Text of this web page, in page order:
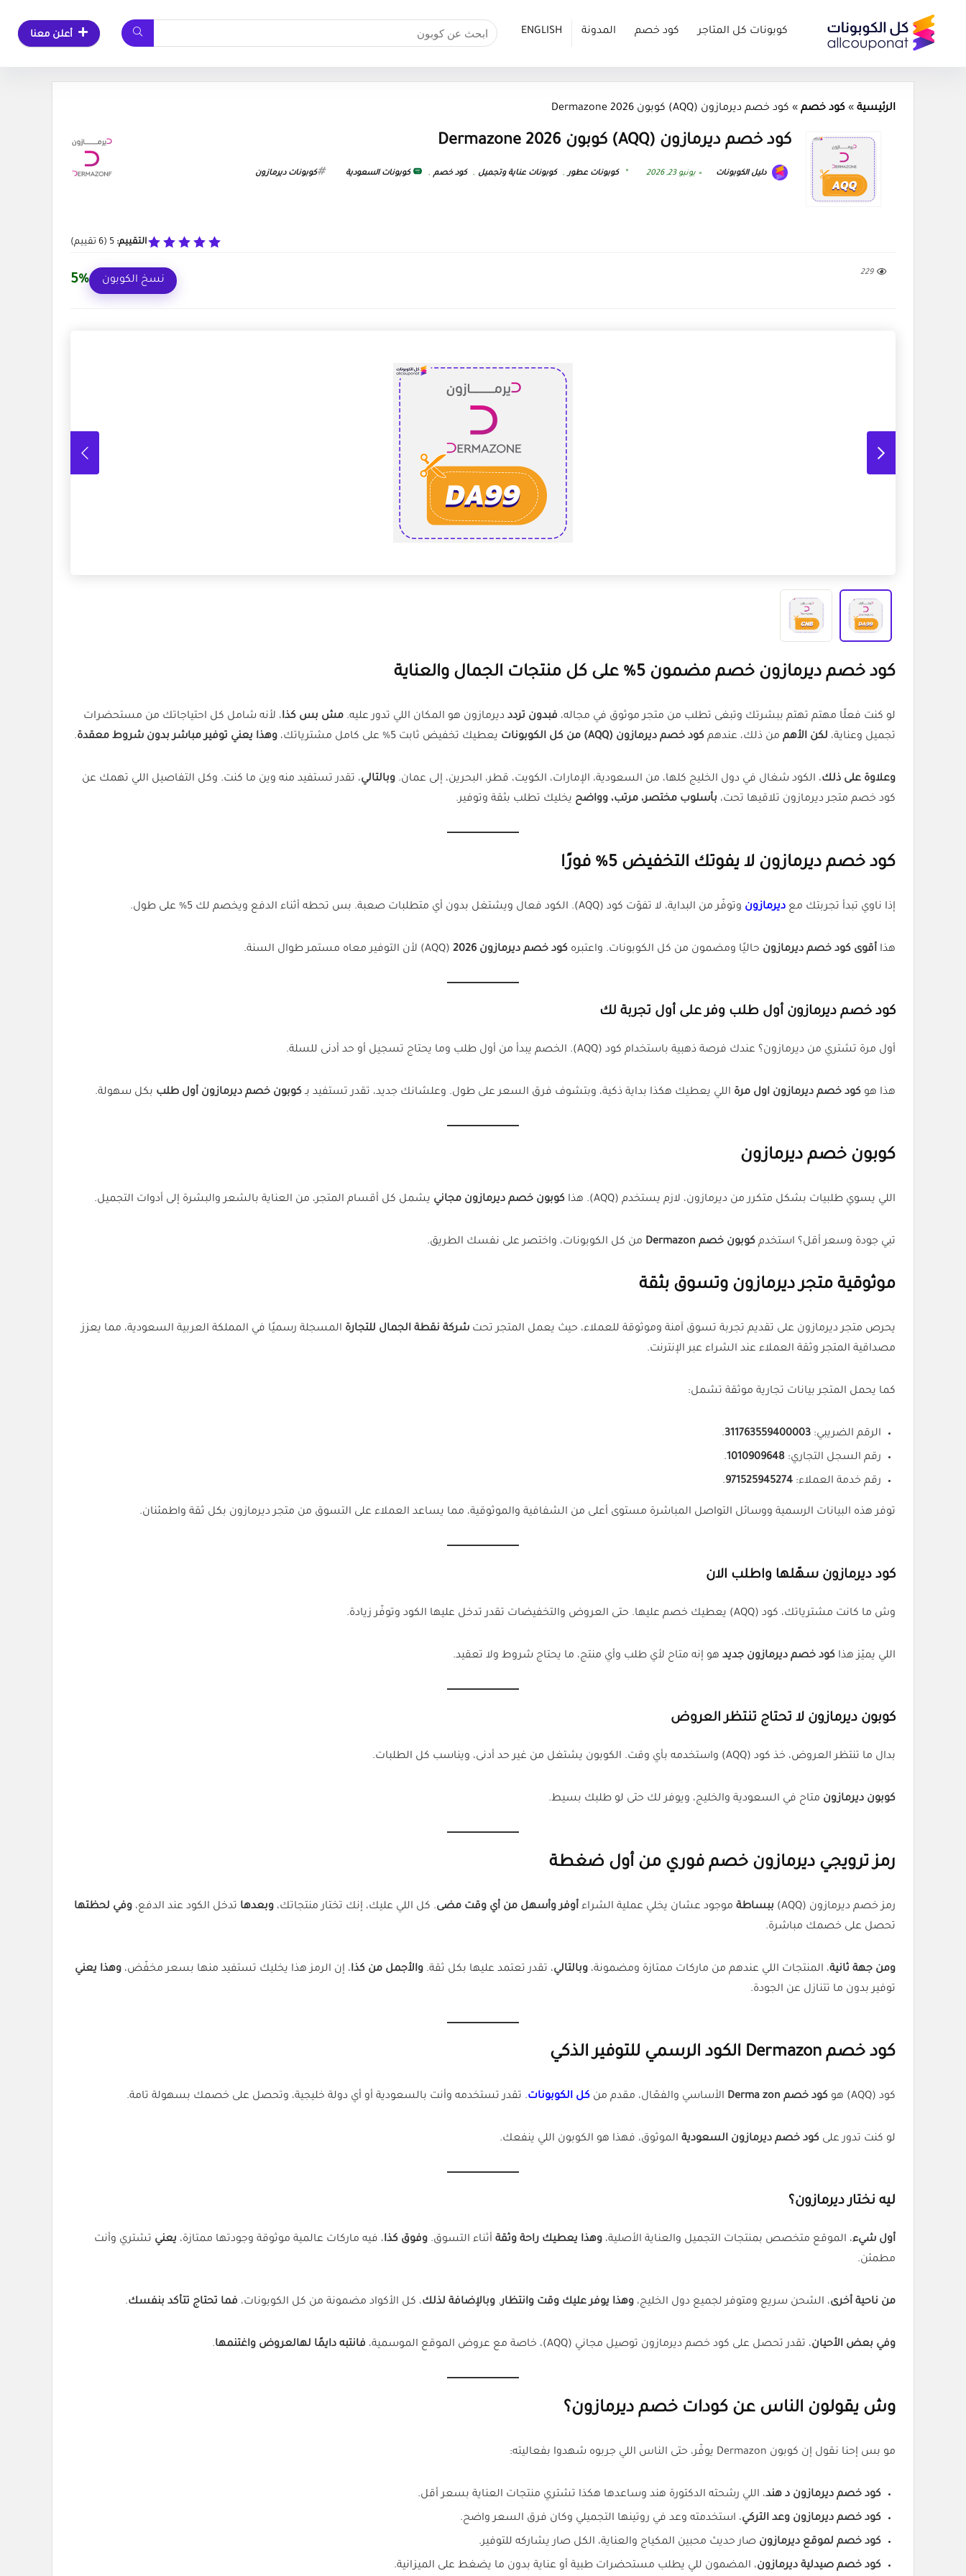
كوبونات كل المتاجر كود خصم المدونة ENGLISH أعلن معنا
الرئيسية » كود خصم » كود خصم ديرمازون (AQQ) كوبون Dermazone 2026
كود خصم ديرمازون (AQQ) كوبون Dermazone 2026
دليل الكوبونات يونيو 23, 2026 كوبونات عطور , كوبونات عناية وتجميل , كود خصم , كوبونات السعودية كوبونات ديرمازون
التقييم: 5
(
6 تقييم)
229
5% نسخ الكوبون
كود خصم ديرمازون خصم مضمون 5% على كل منتجات الجمال والعناية
لو كنت فعلًا مهتم تهتم ببشرتك وتبغى تطلب من متجر موثوق في مجاله، فبدون تردد ديرمازون هو المكان اللي تدور عليه. مش بس كذا، لأنه شامل كل احتياجاتك من مستحضرات
تجميل وعناية، لكن الأهم من ذلك، عندهم كود خصم ديرمازون (AQQ) من كل الكوبونات يعطيك تخفيض ثابت 5% على كامل مشترياتك، وهذا يعني توفير مباشر بدون شروط معقدة.
وعلاوة على ذلك، الكود شغال في دول الخليج كلها، من السعودية، الإمارات، الكويت، قطر، البحرين، إلى عمان. وبالتالي، تقدر تستفيد منه وين ما كنت. وكل التفاصيل اللي تهمك عن
كود خصم متجر ديرمازون تلاقيها تحت، بأسلوب مختصر، مرتب، وواضح يخليك تطلب بثقة وتوفير.
كود خصم ديرمازون لا يفوتك التخفيض 5% فورًا
إذا ناوي تبدأ تجربتك مع ديرمازون وتوفّر من البداية، لا تفوّت كود (AQQ). الكود فعال ويشتغل بدون أي متطلبات صعبة. بس تحطه أثناء الدفع ويخصم لك 5% على طول.
هذا أقوى كود خصم ديرمازون حاليًا ومضمون من كل الكوبونات. واعتبره كود خصم ديرمازون 2026 (AQQ) لأن التوفير معاه مستمر طوال السنة.
كود خصم ديرمازون أول طلب وفر على أول تجربة لك
أول مرة تشتري من ديرمازون؟ عندك فرصة ذهبية باستخدام كود (AQQ). الخصم يبدأ من أول طلب وما يحتاج تسجيل أو حد أدنى للسلة.
هذا هو كود خصم ديرمازون اول مرة اللي يعطيك هكذا بداية ذكية، وبتشوف فرق السعر على طول. وعلشانك جديد، تقدر تستفيد بـكوبون خصم ديرمازون أول طلب بكل سهولة.
كوبون خصم ديرمازون
اللي يسوي طلبيات بشكل متكرر من ديرمازون، لازم يستخدم (AQQ). هذا كوبون خصم ديرمازون مجاني يشمل كل أقسام المتجر، من العناية بالشعر والبشرة إلى أدوات التجميل.
تبي جودة وسعر أقل؟ استخدم كوبون خصم Dermazon من كل الكوبونات، واختصر على نفسك الطريق.
موثوقية متجر ديرمازون وتسوق بثقة
يحرص متجر ديرمازون على تقديم تجربة تسوق آمنة وموثوقة للعملاء، حيث يعمل المتجر تحت شركة نقطة الجمال للتجارة المسجلة رسميًا في المملكة العربية السعودية، مما يعزز
مصداقية المتجر وثقة العملاء عند الشراء عبر الإنترنت.
كما يحمل المتجر بيانات تجارية موثقة تشمل:
الرقم الضريبي: 311763559400003
.
رقم السجل التجاري: 1010909648
.
رقم خدمة العملاء: 971525945274
.
توفر هذه البيانات الرسمية ووسائل التواصل المباشرة مستوى أعلى من الشفافية والموثوقية، مما يساعد العملاء على التسوق من متجر ديرمازون بكل ثقة واطمئنان.
كود ديرمازون سهّلها واطلب الان
وش ما كانت مشترياتك، كود (AQQ) يعطيك خصم عليها. حتى العروض والتخفيضات تقدر تدخل عليها الكود وتوفّر زيادة.
اللي يميّز هذا كود خصم ديرمازون جديد هو إنه متاح لأي طلب وأي منتج، ما يحتاج شروط ولا تعقيد.
كوبون ديرمازون لا تحتاج تنتظر العروض
بدال ما تنتظر العروض، خذ كود (AQQ) واستخدمه بأي وقت. الكوبون يشتغل من غير حد أدنى، ويناسب كل الطلبات.
كوبون ديرمازون متاح في السعودية والخليج، ويوفر لك حتى لو طلبك بسيط.
رمز ترويجي ديرمازون خصم فوري من أول ضغطة
رمز خصم ديرمازون (AQQ) ببساطة موجود عشان يخلي عملية الشراء أوفر وأسهل من أي وقت مضى. كل اللي عليك، إنك تختار منتجاتك، وبعدها تدخل الكود عند الدفع، وفي لحظتها
تحصل على خصمك مباشرة.
ومن جهة ثانية، المنتجات اللي عندهم من ماركات ممتازة ومضمونة، وبالتالي، تقدر تعتمد عليها بكل ثقة. والأجمل من كذا، إن الرمز هذا يخليك تستفيد منها بسعر مخفّض، وهذا يعني
توفير بدون ما تتنازل عن الجودة.
كود خصم Dermazon الكود الرسمي للتوفير الذكي
كود (AQQ) هو كود خصم Derma zon الأساسي والفعّال، مقدم من كل الكوبونات. تقدر تستخدمه وأنت بالسعودية أو أي دولة خليجية، وتحصل على خصمك بسهولة تامة.
لو كنت تدور على كود خصم ديرمازون السعودية الموثوق، فهذا هو الكوبون اللي ينفعك.
ليه نختار ديرمازون؟
أول شيء، الموقع متخصص بمنتجات التجميل والعناية الأصلية، وهذا يعطيك راحة وثقة أثناء التسوق. وفوق كذا، فيه ماركات عالمية موثوقة وجودتها ممتازة، يعني تشتري وأنت
مطمئن.
من ناحية أخرى، الشحن سريع ومتوفر لجميع دول الخليج، وهذا يوفر عليك وقت وانتظار. وبالإضافة لذلك، كل الأكواد مضمونة من كل الكوبونات، فما تحتاج تتأكد بنفسك.
وفي بعض الأحيان، تقدر تحصل على كود خصم ديرمازون توصيل مجاني (AQQ)، خاصة مع عروض الموقع الموسمية، فانتبه دايمًا لهالعروض واغتنمها.
وش يقولون الناس عن كودات خصم ديرمازون؟
مو بس إحنا نقول إن كوبون Dermazon يوفّر، حتى الناس اللي جربوه شهدوا بفعاليته:
كود خصم ديرمازون د هند، اللي رشحته الدكتورة هند وساعدها هكذا تشتري منتجات العناية بسعر أقل.
كود خصم ديرمازون وعد التركي، استخدمته وعد في روتينها التجميلي وكان فرق السعر واضح.
كود خصم لموقع ديرمازون صار حديث محبين المكياج والعناية، الكل صار يشاركه للتوفير.
كود خصم صيدلية ديرمازون، المضمون للي يطلب مستحضرات طبية أو عناية بدون ما يضغط على الميزانية.